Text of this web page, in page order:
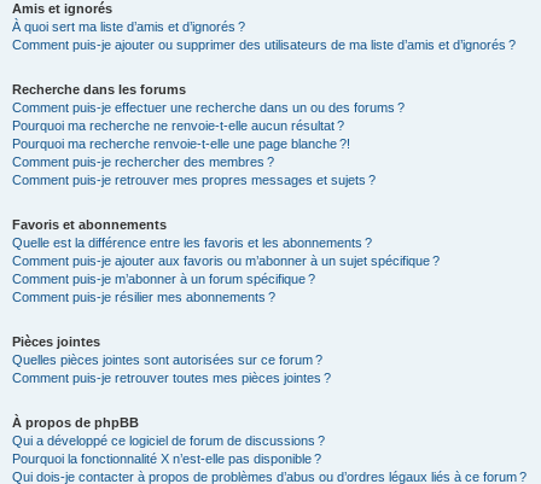
Amis et ignorés
À quoi sert ma liste d’amis et d’ignorés ?
Comment puis-je ajouter ou supprimer des utilisateurs de ma liste d’amis et d’ignorés ?
Recherche dans les forums
Comment puis-je effectuer une recherche dans un ou des forums ?
Pourquoi ma recherche ne renvoie-t-elle aucun résultat ?
Pourquoi ma recherche renvoie-t-elle une page blanche ?!
Comment puis-je rechercher des membres ?
Comment puis-je retrouver mes propres messages et sujets ?
Favoris et abonnements
Quelle est la différence entre les favoris et les abonnements ?
Comment puis-je ajouter aux favoris ou m’abonner à un sujet spécifique ?
Comment puis-je m’abonner à un forum spécifique ?
Comment puis-je résilier mes abonnements ?
Pièces jointes
Quelles pièces jointes sont autorisées sur ce forum ?
Comment puis-je retrouver toutes mes pièces jointes ?
À propos de phpBB
Qui a développé ce logiciel de forum de discussions ?
Pourquoi la fonctionnalité X n’est-elle pas disponible ?
Qui dois-je contacter à propos de problèmes d’abus ou d’ordres légaux liés à ce forum ?